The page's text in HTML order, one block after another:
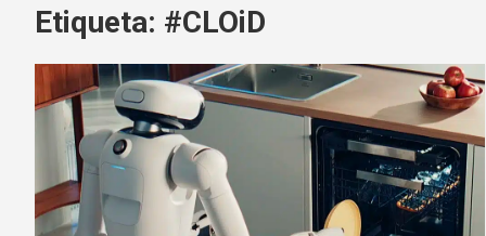
contentEtiqueta: #CLOiD